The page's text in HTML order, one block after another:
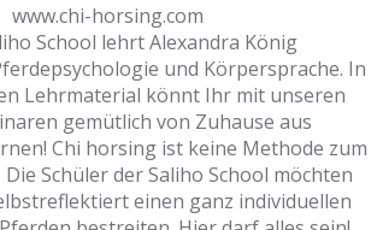
www.chi-horsing.com
School lehrt Alexandra König
und Körpersprache. In
Lehrmaterial könnt Ihr mit unseren
gemütlich von Zuhause aus
Chi horsing ist keine Methode zum
Schüler der Saliho School möchten
einen ganz individuellen